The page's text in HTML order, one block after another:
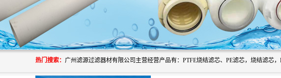
热门搜索：